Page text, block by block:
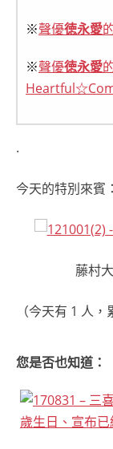
※聲優徳永愛
※聲優徳永愛
.
今天的特別來賓：
藤村
（今天有 1 人
您是否也知道：